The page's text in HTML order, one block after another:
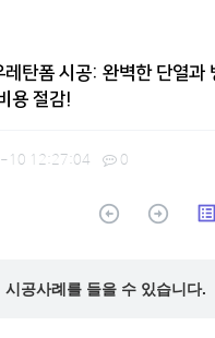
탄폼 시공: 완벽한 단열과
용 절감!
10 12:27:04 0
arrow_circle_up arrow_circle_up
시공사례를 들을 수 있습니다.